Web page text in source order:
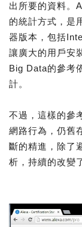
出所要的資料。
的統計方式，是
器版本，包括
讓廣大的用戶安
Big Data的參考
計。
不過，這樣的參
網路行為，仍舊
斷的精進，除了
析，持續的改變